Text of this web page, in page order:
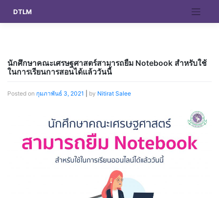
content
DTLM
นักศึกษาคณะเศรษฐศาสตร์สามารถยืม Notebook สำหรับใช้
ในการเรียนการสอนได้แล้ววันนี้
Posted on กุมภาพันธ์ 3, 2021 by Nitirat Salee